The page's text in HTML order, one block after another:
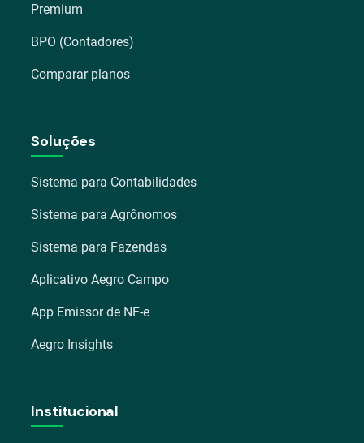
Premium
BPO (Contadores)
Comparar planos
Soluções
Sistema para Contabilidades
Sistema para Agrônomos
Sistema para Fazendas
Aplicativo Aegro Campo
App Emissor de NF-e
Aegro Insights
Institucional